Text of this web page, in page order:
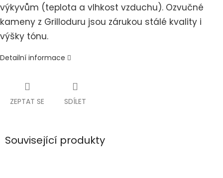
výkyvům (teplota a vlhkost vzduchu). Ozvučné
kameny z Grilloduru jsou zárukou stálé kvality i
výšky tónu.
Detailní informace
ZEPTAT SE SDÍLET
Související produkty